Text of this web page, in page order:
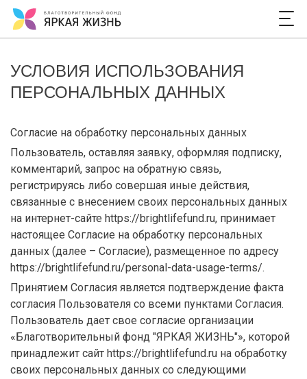
УСЛОВИЯ ИСПОЛЬЗОВАНИЯ
ПЕРСОНАЛЬНЫХ ДАННЫХ
Согласие на обработку персональных данных
Пользователь, оставляя заявку, оформляя подписку,
комментарий, запрос на обратную связь,
регистрируясь либо совершая иные действия,
связанные с внесением своих персональных данных
на интернет-сайте https://brightlifefund.ru, принимает
настоящее Согласие на обработку персональных
данных (далее – Согласие), размещенное по адресу
https://brightlifefund.ru/personal-data-usage-terms/.
Принятием Согласия является подтверждение факта
согласия Пользователя со всеми пунктами Согласия.
Пользователь дает свое согласие организации
«Благотворительный фонд "ЯРКАЯ ЖИЗНЬ"», которой
принадлежит сайт https://brightlifefund.ru на обработку
своих персональных данных со следующими